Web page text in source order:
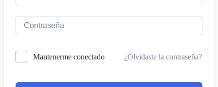
Mantenerme conectado ¿Olvidaste la contraseña?